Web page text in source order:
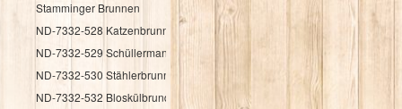
Stamminger Brunnen
ND-7332-528 Katzenbrunnen
ND-7332-529 Schüllermannsbrunnen
ND-7332-530 Stählerbrunnen
ND-7332-532 Bloskülbrundsicht